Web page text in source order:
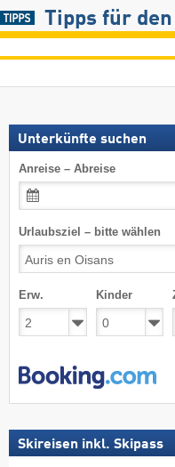
Tipps für
Unterkünfte suchen
Anreise – Abreise
Urlaubsziel – bitte wählen
Erw. Kinder
Skireisen inkl. Skipass